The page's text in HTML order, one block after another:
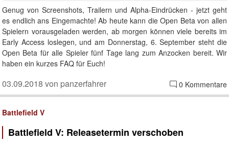
Genug von Screenshots, Trailern und Alpha-Eindrücken - jetzt geht
es endlich ans Eingemachte! Ab heute kann die Open Beta von allen
Spielern vorausgeladen werden, ab morgen können viele bereits im
Early Access loslegen, und am Donnerstag, 6. September steht die
Open Beta für alle Spieler fünf Tage lang zum Anzocken bereit. Wir
haben ein kurzes FAQ für Euch!
0 Kommentare
03.09.2018 von panzerfahrer
Battlefield V
Battlefield V: Releasetermin verschoben